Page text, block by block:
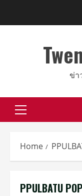
ข่า
Primary
Home
PPULBATU